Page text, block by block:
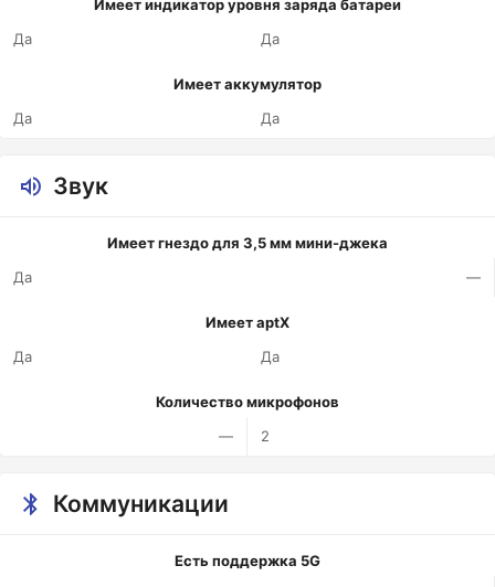
Имеет индикатор уровня заряда батареи
Да
Да
Имеет аккумулятор
Да
Да
Звук
Имеет гнездо для 3,5 мм мини-джека
Да
—
Имеет aptX
Да
Да
Количество микрофонов
—
2
Коммуникации
Есть поддержка 5G